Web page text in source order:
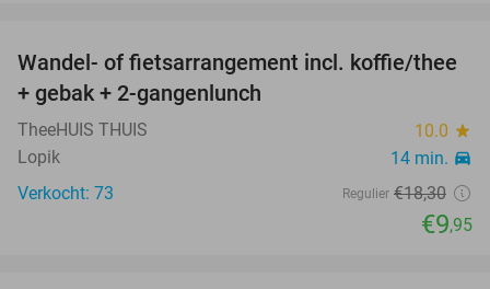
46%
Wandel- of fietsarrangement incl. koffie/thee
+ gebak + 2-gangenlunch
TheeHUIS THUIS 10.0 star
Lopik 14 min. directions_car
Verkocht: 73 Regulier €18,30
€9,95